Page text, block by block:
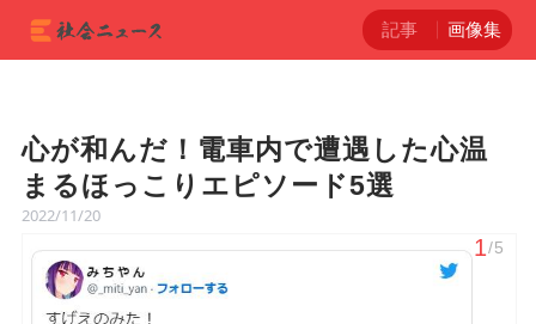
記事 画像集
心が和んだ！電車内で遭遇した心温
まるほっこりエピソード5選
2022/11/20
1/5